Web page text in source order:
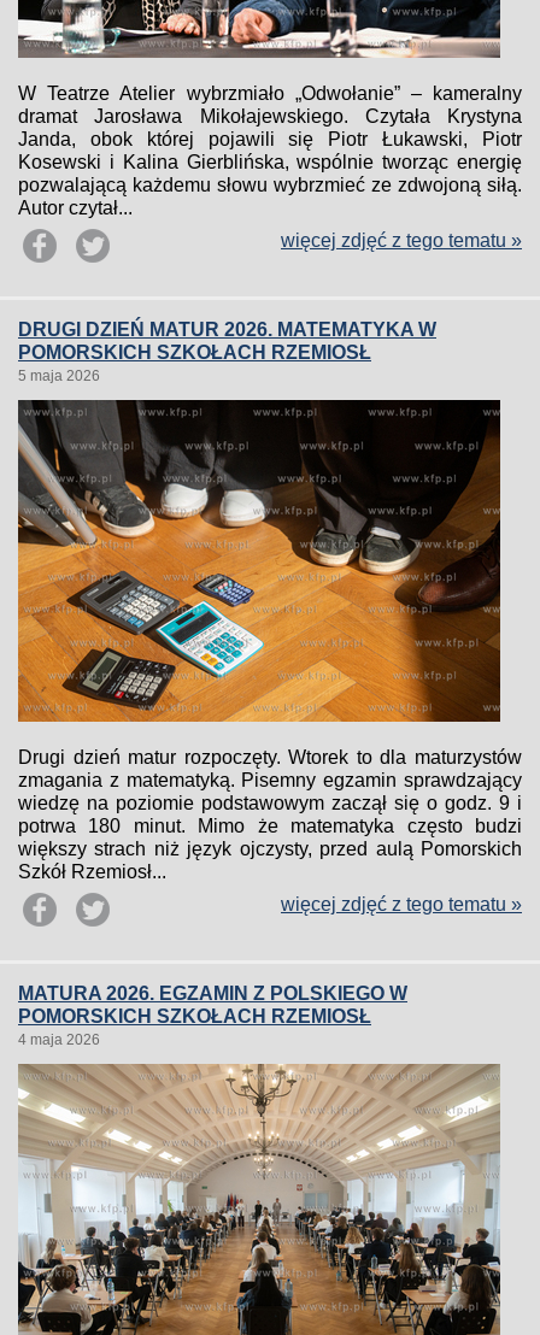
W Teatrze Atelier wybrzmiało „Odwołanie” – kameralny
dramat Jarosława Mikołajewskiego. Czytała Krystyna
Janda, obok której pojawili się Piotr Łukawski, Piotr
Kosewski i Kalina Gierblińska, wspólnie tworząc energię
pozwalającą każdemu słowu wybrzmieć ze zdwojoną siłą.
Autor czytał...
więcej zdjęć z tego tematu »
DRUGI DZIEŃ MATUR 2026. MATEMATYKA W
POMORSKICH SZKOŁACH RZEMIOSŁ
5 maja 2026
Drugi dzień matur rozpoczęty. Wtorek to dla maturzystów
zmagania z matematyką. Pisemny egzamin sprawdzający
wiedzę na poziomie podstawowym zaczął się o godz. 9 i
potrwa 180 minut. Mimo że matematyka często budzi
większy strach niż język ojczysty, przed aulą Pomorskich
Szkół Rzemiosł...
więcej zdjęć z tego tematu »
MATURA 2026. EGZAMIN Z POLSKIEGO W
POMORSKICH SZKOŁACH RZEMIOSŁ
4 maja 2026